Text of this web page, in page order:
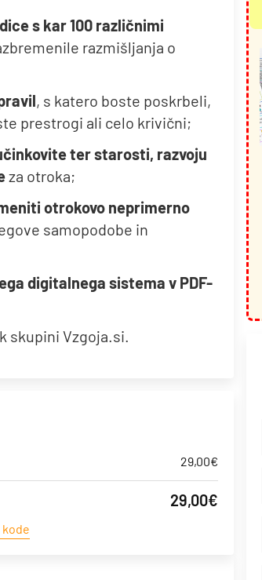
s kar 100 različnimi
razmišljanja o
, s katero boste poskrbeli,
prestrogi ali celo krivični;
ter starosti, razvoju
za otroka;
otrokovo neprimerno
samopodobe in
digitalnega sistema v PDF-
skupini Vzgoja.si.
29,00€
29,00€